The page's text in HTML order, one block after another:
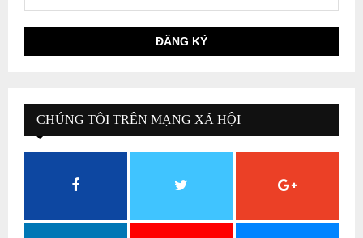
CHÚNG TÔI TRÊN MẠNG XÃ HỘI